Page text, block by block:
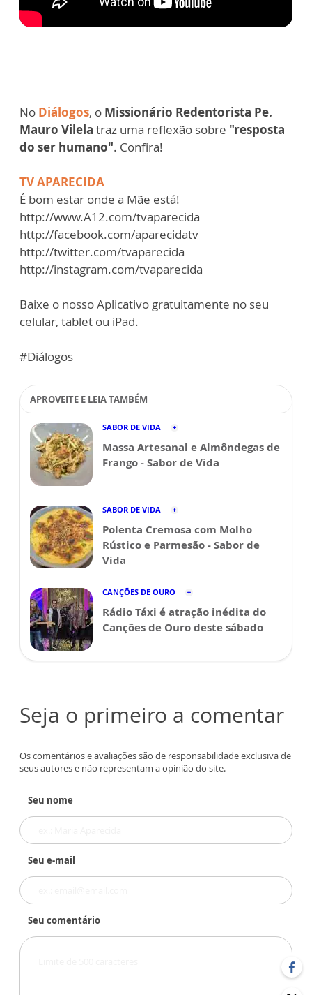
No Diálogos, o Missionário Redentorista Pe.
Mauro Vilela traz uma reflexão sobre "resposta
do ser humano". Confira!
TV APARECIDA
É bom estar onde a Mãe está!
http://www.A12.com/tvaparecida
http://facebook.com/aparecidatv
http://twitter.com/tvaparecida
http://instagram.com/tvaparecida
Baixe o nosso Aplicativo gratuitamente no seu
celular, tablet ou iPad.
#Diálogos
APROVEITE E LEIA TAMBÉM
SABOR DE VIDA
Massa Artesanal e Almôndegas de
Frango - Sabor de Vida
SABOR DE VIDA
Polenta Cremosa com Molho
Rústico e Parmesão - Sabor de
Vida
CANÇÕES DE OURO
Rádio Táxi é atração inédita do
Canções de Ouro deste sábado
Seja o primeiro a comentar
Os comentários e avaliações são de responsabilidade exclusiva de
seus autores e não representam a opinião do site.
Seu nome
Seu e-mail
Seu comentário